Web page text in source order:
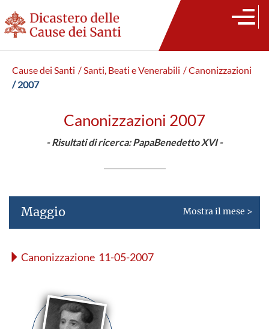
Cause dei Santi / Santi, Beati e Venerabili / Canonizzazioni
/ 2007
Canonizzazioni 2007
- Risultati di ricerca: PapaBenedetto XVI -
Maggio Mostra il mese >
Canonizzazione 11-05-2007